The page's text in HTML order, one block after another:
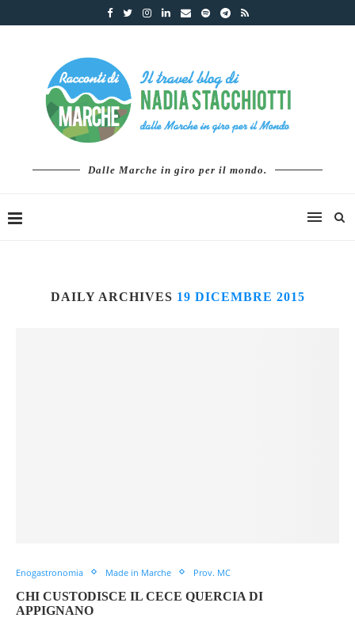
Dalle Marche in giro per il mondo.
DAILY ARCHIVES 19 DICEMBRE 2015
Enogastronomia Made in Marche Prov. MC
CHI CUSTODISCE IL CECE QUERCIA DI
APPIGNANO